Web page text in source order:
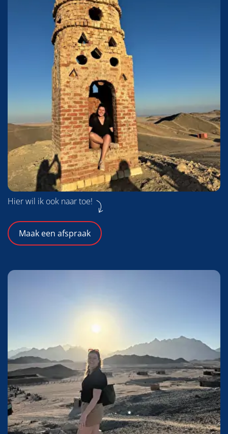
Hier wil ik ook naar toe!
Maak een afspraak